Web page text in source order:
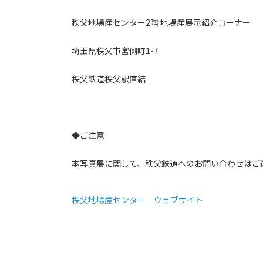
秩父地場産センター2階 地場産展示紹介コーナー
埼玉県秩父市宮側町1-7
秩父鉄道秩父駅直結
◆ご注意
本写真展に関して、秩父鉄道へのお問い合わせはご
秩父地場産センター ウェブサイト